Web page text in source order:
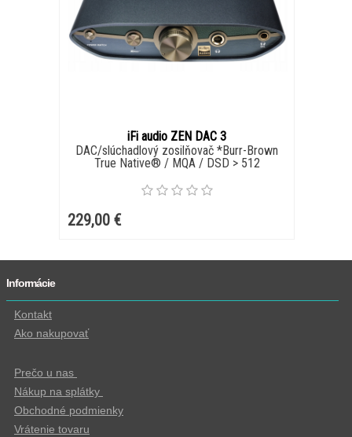
iFi audio ZEN DAC 3
DAC/slúchadlový zosilňovač *Burr-Brown
True Native® / MQA / DSD > 512
229,00 €
Informácie
Kontakt
Ako nakupovať
Prečo u nas
Nákup na splátky
Obchodné podmienky
Vrátenie tovaru